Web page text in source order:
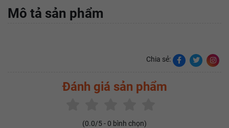
Mô tả sản phẩm
Chia sẻ:
Đánh giá sản phẩm
(0.0/5 - 0 bình chọn)